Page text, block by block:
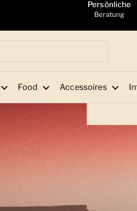
Persönliche
Beratung
Food Accessoires